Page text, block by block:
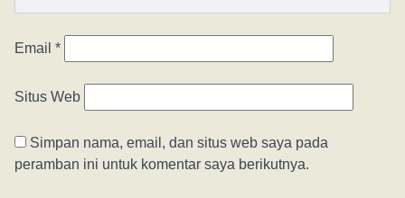
Email *
Situs Web
Simpan nama, email, dan situs web saya pada
peramban ini untuk komentar saya berikutnya.